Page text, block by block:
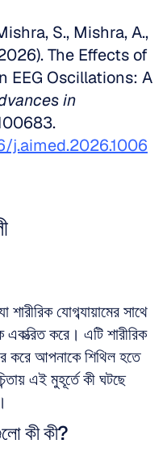
S., Mishra, A.,
The Effects of
EEG Oscillations: A
in
j.aimed.2026.1006
যোগব্যায়ামের সাথে
একত্রিত করে। এটি শারীরিক
করে আপনাকে শিথিল হতে
এই মুহূর্তে কী ঘটছে
কী কী?